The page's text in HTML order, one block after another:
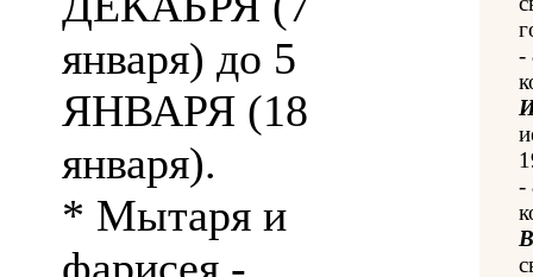
января) до 5
ЯНВАРЯ (18
января).
* Мытаря и
-
-